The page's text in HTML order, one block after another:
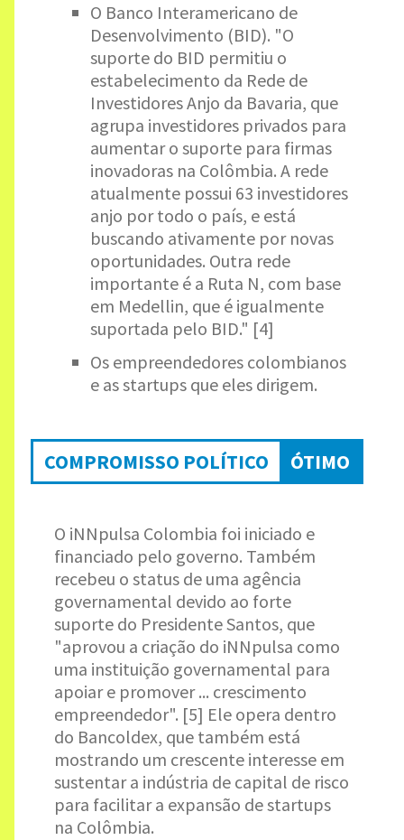
O Banco Interamericano de
Desenvolvimento (BID). "O
suporte do BID permitiu o
estabelecimento da Rede de
Investidores Anjo da Bavaria, que
agrupa investidores privados para
aumentar o suporte para firmas
inovadoras na Colômbia. A rede
atualmente possui 63 investidores
anjo por todo o país, e está
buscando ativamente por novas
oportunidades. Outra rede
importante é a Ruta N, com base
em Medellin, que é igualmente
suportada pelo BID." [4]
Os empreendedores colombianos
e as startups que eles dirigem.
COMPROMISSO POLÍTICO ÓTIMO
O iNNpulsa Colombia foi iniciado e
financiado pelo governo. Também
recebeu o status de uma agência
governamental devido ao forte
suporte do Presidente Santos, que
"aprovou a criação do iNNpulsa como
uma instituição governamental para
apoiar e promover ... crescimento
empreendedor". [5] Ele opera dentro
do Bancoldex, que também está
mostrando um crescente interesse em
sustentar a indústria de capital de risco
para facilitar a expansão de startups
na Colômbia.